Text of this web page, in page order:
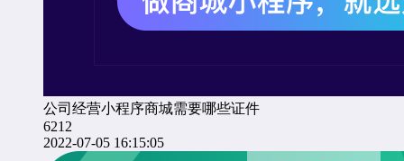
公司经营小程序商城需要哪些证件
6212
2022-07-05 16:15:05